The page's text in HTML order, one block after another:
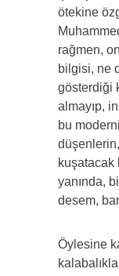
ötekine
rağmen,
bilgisi, ne
gösterdiği
almayıp,
bu
düşenlerin,
kuşatacak
yanında,
desem,
Öylesine